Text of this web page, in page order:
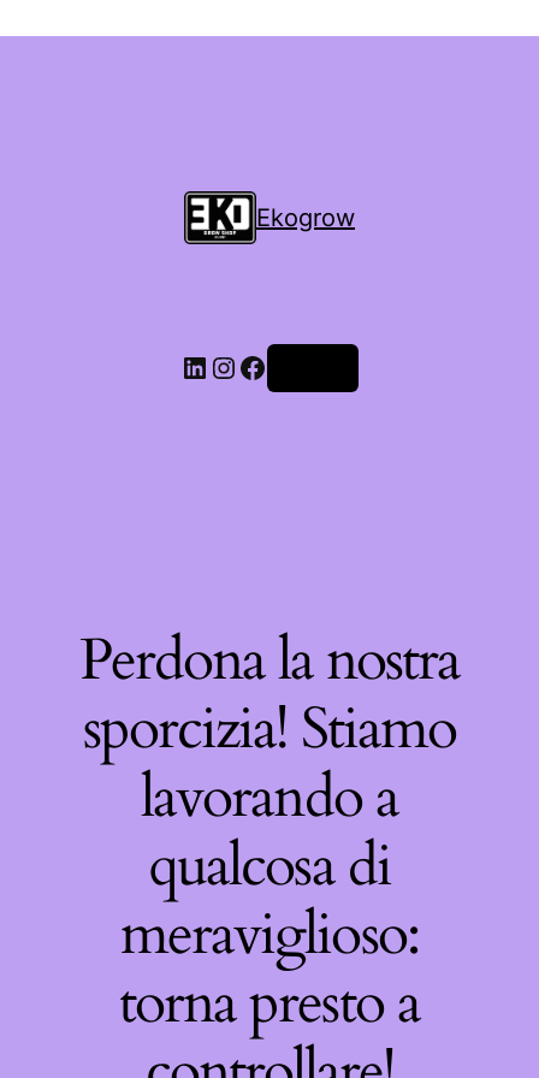
Ekogrow
Perdona la nostra
sporcizia! Stiamo
lavorando a
qualcosa di
meraviglioso:
torna presto a